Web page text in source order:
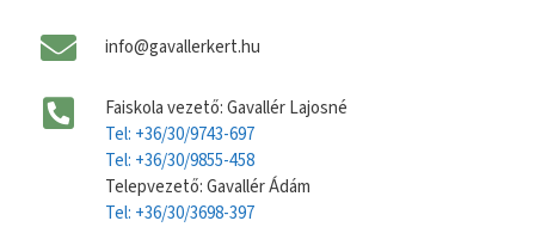
info@gavallerkert.hu
Faiskola vezető: Gavallér Lajosné
Tel: +36/30/9743-697
Tel: +36/30/9855-458
Telepvezető: Gavallér Ádám
Tel: +36/30/3698-397